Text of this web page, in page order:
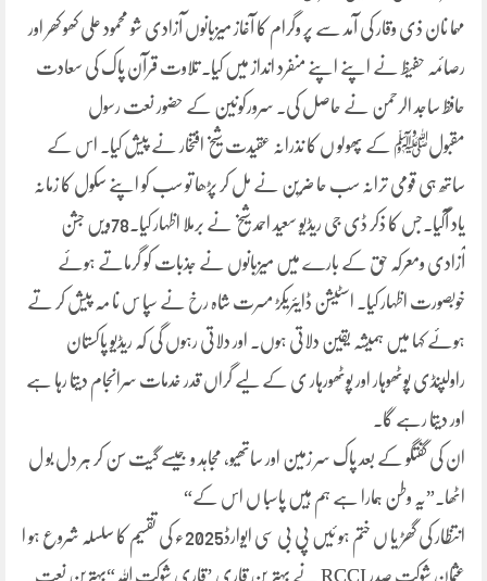
مہما نان ذی وقار کی آمد سے پر وگرام کا آغاز میزبانوں آزادی شو محمود علی کھو کھر اور
رصائمہ حفیظ نے اپنے اپنے منفرد انداز میں کیا۔ تلاوت قرآن پاک کی سعادت
حافظ ساجد الرحمن نے حاصل کی۔ سرورکونین کے حضور نعت رسول
مقبولﷺ کے پھولو ں کا نذرانہ عقیدت شیخ افتخار نے پیش کیا۔ اس کے
ساتھ ہی قومی ترانہ سب حا ضرین نے مل کر پڑھا تو سب کو اپنے سکول کا زمانہ
یاد آگیا۔جس کا ذکر ڈی جی ریڈیو سعید احمد شیخ نے برملا اظہار کیا۔78ویں جشن
آزادی ومعرکہ حق کے بارے میں میزبانوں نے جذبات کو گرماتے ہوئے
خوبصورت اظہار کیا۔ اسٹیشن ڈایئریکڑ مسرت شاہ رخ نے سپا س نا مہ پیش کر تے
ہوئے کہا میں ہمیشہ یقین دلاتی ہوں۔ اور دلاتی رہوں گی کہ ریڈیو پاکستان
راولپنڈی پوٹھوہار اور پوٹھورہار ی کے لیے گراں قدر خدمات سرانجام دیتا رہا ہے
اور دیتا رہے گا۔
ان کی گفتگو کے بعد پاک سر زمین اور ساتھیو، مجاہد و جیسے گیت سن کر ہر دل بو ل
اٹھا۔”یہ وطن ہمارا ہے ہم ہیں پاسبا ں اس کے“
انتظار کی گھڑ یا ں ختم ہو ئیں پی بی سی ایوارڈ2025ء کی تقسیم کا سلسلہ شروع ہو ا
عثمان شوکت صدر RCCI نے بہتر ین قاری ’قاری شوکت اللہ“بہترین نعت